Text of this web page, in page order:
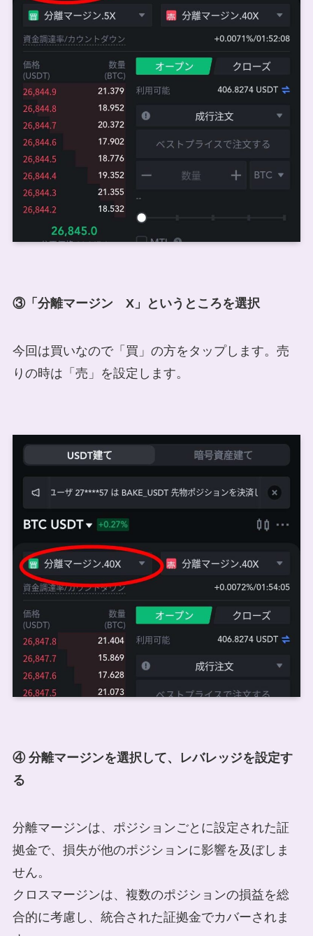
③「分離マージン X」というところを選択
今回は買いなので「買」の方をタップします。売
りの時は「売」を設定します。
④ 分離マージンを選択して、レバレッジを設定す
る
分離マージンは、ポジションごとに設定された証
拠金で、損失が他のポジションに影響を及ぼしま
せん。
クロスマージンは、複数のポジションの損益を総
合的に考慮し、統合された証拠金でカバーされま